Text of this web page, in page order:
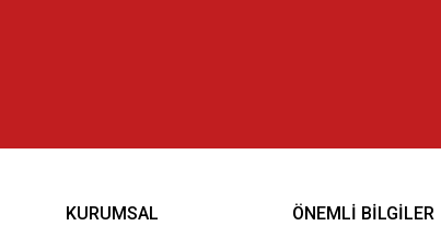
KURUMSAL ÖNEMLI BILGILER